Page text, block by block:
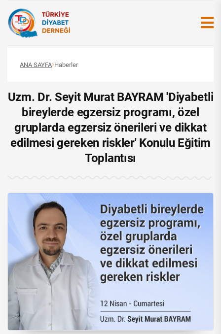
ANA SAYFA Haberler
Uzm. Dr. Seyit Murat BAYRAM 'Diyabetli
bireylerde egzersiz programı, özel
gruplarda egzersiz önerileri ve dikkat
edilmesi gereken riskler' Konulu Eğitim
Toplantısı